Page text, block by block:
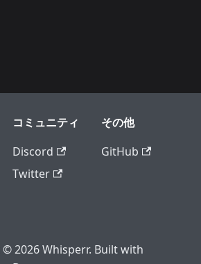
コミュニティ
Discord
Twitter
その他
GitHub
2026 Whisperr. Built with